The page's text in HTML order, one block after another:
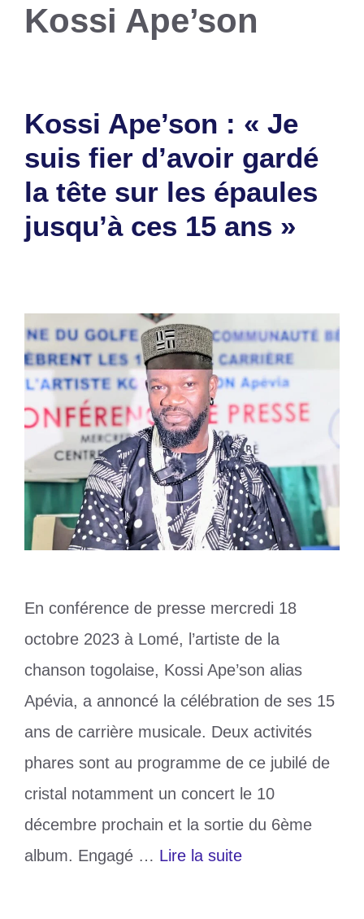
Kossi Ape’son
Kossi Ape’son : « Je
suis fier d’avoir gardé
la tête sur les épaules
jusqu’à ces 15 ans »
En conférence de presse mercredi 18
octobre 2023 à Lomé, l’artiste de la
chanson togolaise, Kossi Ape’son alias
Apévia, a annoncé la célébration de ses 15
ans de carrière musicale. Deux activités
phares sont au programme de ce jubilé de
cristal notamment un concert le 10
décembre prochain et la sortie du 6ème
album. Engagé … Lire la suite